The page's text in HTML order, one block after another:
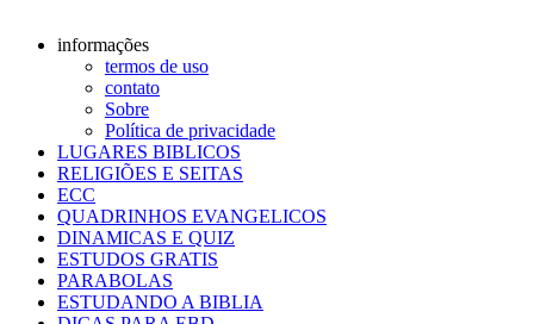
informações
termos de uso
contato
Sobre
Política de privacidade
LUGARES BIBLICOS
RELIGIÕES E SEITAS
ECC
QUADRINHOS EVANGELICOS
DINAMICAS E QUIZ
ESTUDOS GRATIS
PARABOLAS
ESTUDANDO A BIBLIA